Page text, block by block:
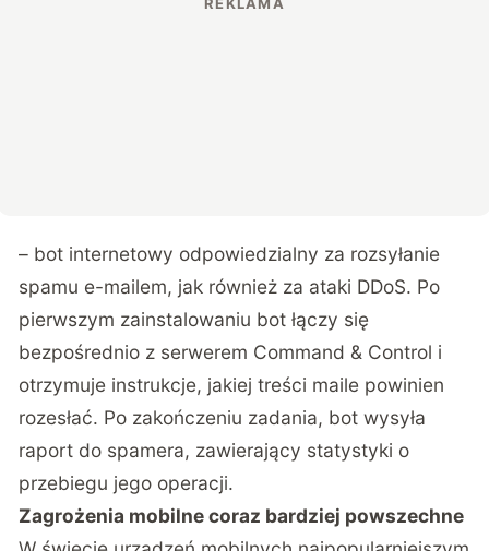
– bot internetowy odpowiedzialny za rozsyłanie
spamu e-mailem, jak również za ataki DDoS. Po
pierwszym zainstalowaniu bot łączy się
bezpośrednio z serwerem Command & Control i
otrzymuje instrukcje, jakiej treści maile powinien
rozesłać. Po zakończeniu zadania, bot wysyła
raport do spamera, zawierający statystyki o
przebiegu jego operacji.
Zagrożenia mobilne coraz bardziej powszechne